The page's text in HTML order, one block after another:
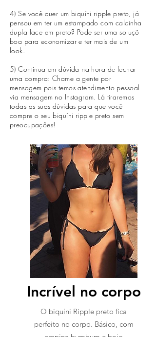
4) Se você quer um biquíni ripple preto, já
pensou em ter um estampado com calcinha
dupla face em preto? Pode ser uma soluçõ
boa para economizar e ter mais de um
look.
5) Continua em dúvida na hora de fechar
uma compra: Chame a gente por
mensagem pois temos atendimento pessoal
via mensagem no Instagram. Lá tiraremos
todas as suas dúvidas para que você
compre o seu biquíni ripple preto sem
preocupações!
Incrível no corpo
O biquíni Ripple preto fica
perfeito no corpo. Básico, com